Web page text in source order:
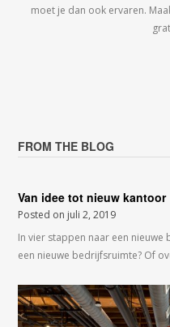
moet je dan ook ervaren.
FROM THE BLOG
Van idee tot nieuw kantoor
Posted on juli 2, 2019
In vier stappen naar een
een nieuwe bedrijfsruimte? Of